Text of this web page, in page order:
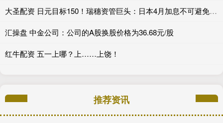
大圣配资 日元目标150！瑞穗资管巨头：日本4月加息不可避免，看好日债
汇操盘 中金公司：公司的A股换股价格为36.68元/股
红牛配资 五一上哪？上……上饶！
推荐资讯